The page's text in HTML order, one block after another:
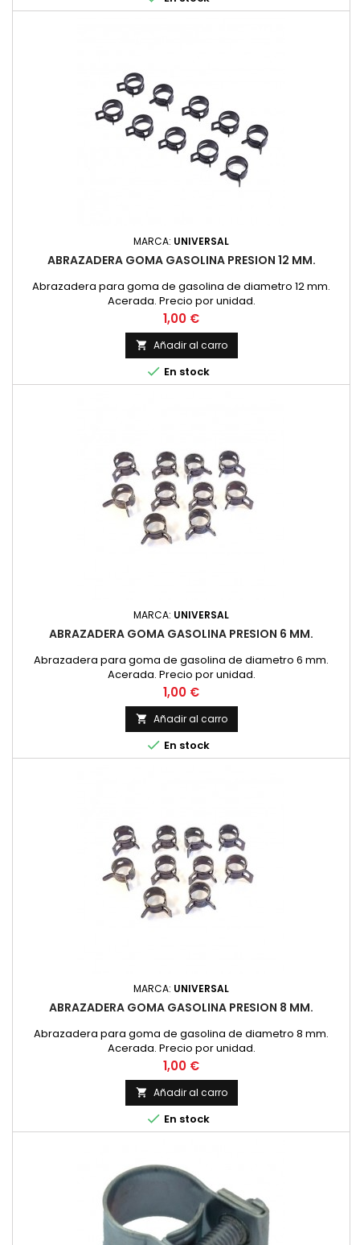
MARCA: UNIVERSAL
ABRAZADERA GOMA GASOLINA PRESION 12 MM.
Abrazadera para goma de gasolina de diametro 12 mm.
Acerada. Precio por unidad.
Precio
1,00 €
 Añadir al carro
 En stock
MARCA: UNIVERSAL
ABRAZADERA GOMA GASOLINA PRESION 6 MM.
Abrazadera para goma de gasolina de diametro 6 mm.
Acerada. Precio por unidad.
Precio
1,00 €
 Añadir al carro
 En stock
MARCA: UNIVERSAL
ABRAZADERA GOMA GASOLINA PRESION 8 MM.
Abrazadera para goma de gasolina de diametro 8 mm.
Acerada. Precio por unidad.
Precio
1,00 €
 Añadir al carro
 En stock